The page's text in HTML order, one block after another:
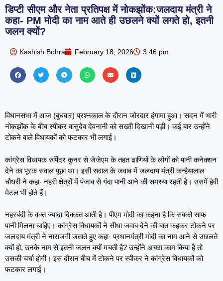
डिप्टी सीएम और नेता प्रतिपक्ष में नोकझोंक:जलदाय मंत्री ने
कहा- PM मोदी का नाम आते ही उछलने क्यों लगते हो, इतनी
जलन क्यों?
Kashish Bohra February 18, 2026 3:46 pm
विधानसभा में आज (बुधवार) प्रश्नकाल के दौरान जोरदार हंगामा हुआ। सदन में भारी
नोकझोंक के बीच स्पीकर वासुदेव देवनानी को सख्ती दिखानी पड़ी। कई बार उन्होंने
टोकने वाले विधायकों को फटकार भी लगाई।
कांग्रेस विधायक रुपिंदर कुनर से जेजेएम के तहत ढाणियों के लोगों को पानी कनेक्शन
देने का पूरक सवाल पूछा था। इसी सवाल के जवाब में जलदाय मंत्री कन्हैयालाल
चौधरी ने कहा- नहरी क्षेत्रों में पंजाब से गंदा पानी आने की समस्या रहती है। उसमें हेवी
मेटल भी होते हैं।
नहरबंदी के वक्त ज्यादा दिक्कत आती है। पीएम मोदी का कहना है कि सबको साफ
पानी मिलना चाहिए। कांग्रेस विधायकों ने सीधा जवाब देने की बात कहकर टोकने पर
जलदाय मंत्री ने नाराजगी जताते हुए कहा- प्रधानमंत्री मोदी का नाम आने से उछलते
क्यों हो, उनके नाम से इतनी जलन क्यों मचती है? उन्होंने अच्छा काम किया है तो
उसकी चर्चा होगी। इस दौरान बीच में टोकने पर स्पीकर ने कांग्रेस विधायकों को
फटकार लगाई।